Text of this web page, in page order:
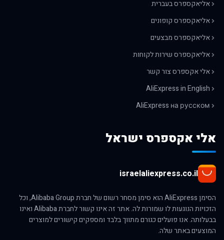
אליאקספרס בעברית
אליאקספרס קופונים
אליאקספרס מבצעים
אליאקספרס שירות לקוחות
אלי אקספרס צור קשר
AliExpress in English
AliExpress на русском
אלי אקספרס ישראל
israelaliexpress.co.il
הסימן AliExpress הוא סימן מסחר רשום של חברת Alibaba Group, וכל
הזכויות הנוגעות לו שמורות לה. אתר זה אינו קשור לחברת Alibaba ואינו
בבעלותה. אנו פועלים כגורם מתווך בלבד ומספקים קישורים למוצרים
המוצעים באתר שלה.